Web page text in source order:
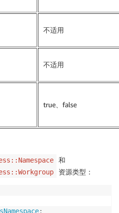
不适用
不适用
true、false
和
资源类型：
: